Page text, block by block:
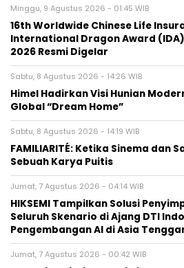
Minggu, 9 Agustus 2026 - 01:45 WIB
16th Worldwide Chinese Life
International Dragon Award
2026 Resmi Digelar
Sabtu, 8 Agustus 2026 - 14:26 WIB
Himel Hadirkan Visi Hunian
Global “Dream Home”
Sabtu, 8 Agustus 2026 - 14:19 WIB
FAMILIARITÉ: Ketika Sinema dan
Sebuah Karya Puitis
Jumat, 7 Agustus 2026 - 04:14 WIB
HIKSEMI Tampilkan Solusi
Seluruh Skenario di Ajang DTI
Pengembangan AI di Asia
Jumat, 7 Agustus 2026 - 00:42 WIB